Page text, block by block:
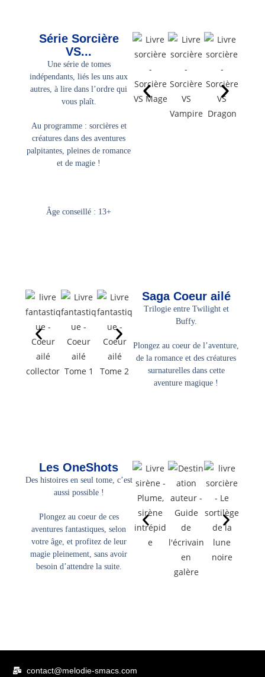
Série Sorcière
VS...
Une série de tomes
indépendants, liés les uns aux
autres, à lire dans l’ordre qui
vous plaît.
Au programme : sorcières et
créatures dans des aventures
palpitantes, pleines de romance
et de magie !
Âge conseillé : 13+
Saga Coeur ailé
Trilogie entre Twilight et
Buffy.
Plongez au coeur de l’aventure,
de la romance et des créatures
surnaturelles dans cette
aventure magique !
Les OneShots
Des histoires en seul tome, c’est
aussi possible !
Plongez au coeur de ces
aventures fantastiques, selon
votre âge, et profitez de leur
magie pleinement, sans avoir
besoin d’attendre la suite.
contact@melodie-smacs.com